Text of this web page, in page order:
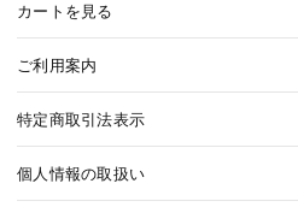
カートを見る
ご利用案内
特定商取引法表示
個人情報の取扱い